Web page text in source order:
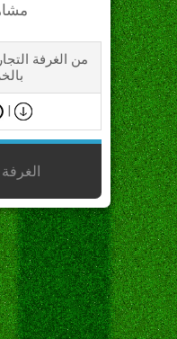
من الغرفة